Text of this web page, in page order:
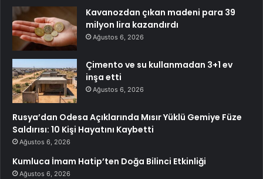
Kavanozdan çıkan madeni para 39
milyon lira kazandırdı
Ağustos 6, 2026
Çimento ve su kullanmadan 3+1 ev
inşa etti
Ağustos 6, 2026
Rusya’dan Odesa Açıklarında Mısır Yüklü Gemiye Füze
Saldırısı: 10 Kişi Hayatını Kaybetti
Ağustos 6, 2026
Kumluca İmam Hatip’ten Doğa Bilinci Etkinliği
Ağustos 6, 2026